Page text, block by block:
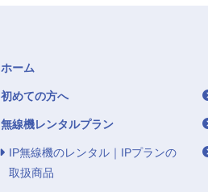
ホーム
初めての方へ
無線機レンタルプラン
IP無線機のレンタル｜IPプランの
取扱商品